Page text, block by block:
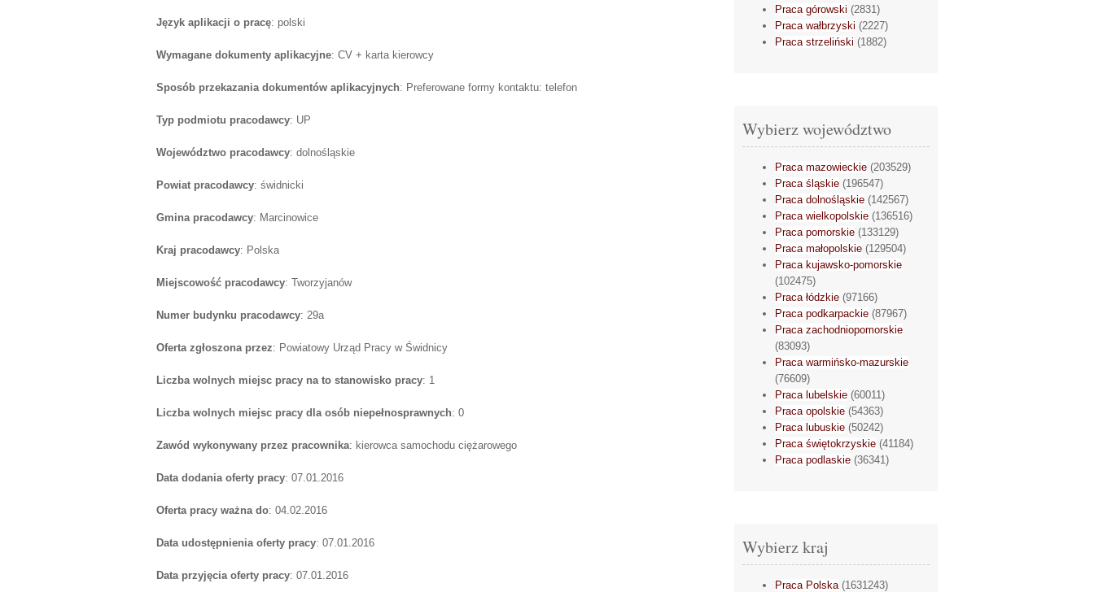
Język aplikacji o pracę: polski
Wymagane dokumenty aplikacyjne: CV + karta kierowcy
Sposób przekazania dokumentów aplikacyjnych: Preferowane formy kontaktu: telefon
Typ podmiotu pracodawcy: UP
Województwo pracodawcy: dolnośląskie
Powiat pracodawcy: świdnicki
Gmina pracodawcy: Marcinowice
Kraj pracodawcy: Polska
Miejscowość pracodawcy: Tworzyjanów
Numer budynku pracodawcy: 29a
Oferta zgłoszona przez: Powiatowy Urząd Pracy w Świdnicy
Liczba wolnych miejsc pracy na to stanowisko pracy: 1
Liczba wolnych miejsc pracy dla osób niepełnosprawnych: 0
Zawód wykonywany przez pracownika: kierowca samochodu ciężarowego
Data dodania oferty pracy: 07.01.2016
Oferta pracy ważna do: 04.02.2016
Data udostępnienia oferty pracy: 07.01.2016
Data przyjęcia oferty pracy: 07.01.2016
Praca górowski (2831)
Praca wałbrzyski (2227)
Praca strzeliński (1882)
Wybierz województwo
Praca mazowieckie (203529)
Praca śląskie (196547)
Praca dolnośląskie (142567)
Praca wielkopolskie (136516)
Praca pomorskie (133129)
Praca małopolskie (129504)
Praca kujawsko-pomorskie
(102475)
Praca łódzkie (97166)
Praca podkarpackie (87967)
Praca zachodniopomorskie
(83093)
Praca warmińsko-mazurskie
(76609)
Praca lubelskie (60011)
Praca opolskie (54363)
Praca lubuskie (50242)
Praca świętokrzyskie (41184)
Praca podlaskie (36341)
Wybierz kraj
Praca Polska(1631243)